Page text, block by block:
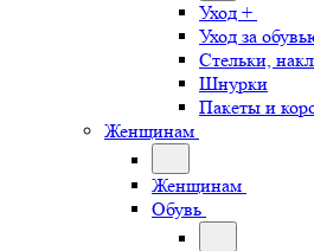
Уход +
Уход за
Стельки,
Шнурки
Пакеты и
Женщинам
Женщинам
Обувь